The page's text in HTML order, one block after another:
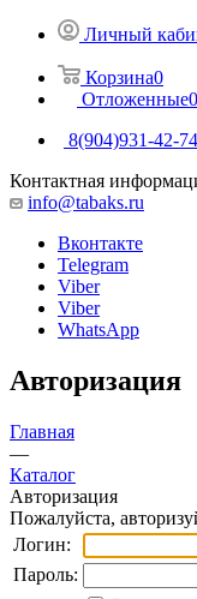
Личный
Корзина0
Отложенные0
8(904)931-42-74
Контактная
info@tabaks.ru
Вконтакте
Telegram
Viber
Viber
WhatsApp
Авторизация
Главная
—
Каталог
Авторизация
Пожалуйста,
Логин:
Пароль: